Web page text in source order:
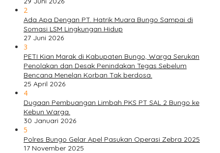
2
Ada Apa Dengan PT. Hatrik Muara Bungo Sampai di
Somasi LSM Lingkungan Hidup
27 Juni 2026
3
PETI Kian Marak di Kabupaten Bungo, Warga Serukan
Penolakan dan Desak Penindakan Tegas Sebelum
Bencana Menelan Korban Tak berdosa.
25 April 2026
4
Dugaan Pembuangan Limbah PKS PT SAL 2 Bungo ke
Kebun Warga.
30 Januari 2026
5
Polres Bungo Gelar Apel Pasukan Operasi Zebra 2025
17 November 2025